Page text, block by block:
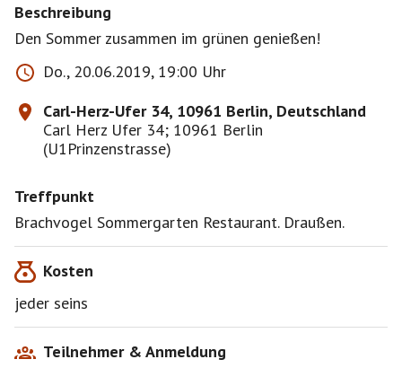
Beschreibung
Den Sommer zusammen im grünen genießen!
Do., 20.06.2019, 19:00 Uhr
Carl-Herz-Ufer 34, 10961 Berlin, Deutschland
Carl Herz Ufer 34; 10961 Berlin
(U1Prinzenstrasse)
Treffpunkt
Brachvogel Sommergarten Restaurant. Draußen.
Kosten
jeder seins
Teilnehmer & Anmeldung